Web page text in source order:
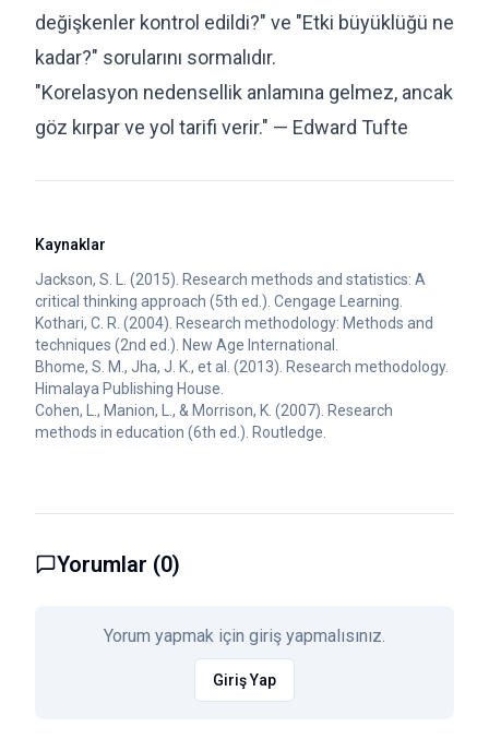
değişkenler kontrol edildi?" ve "Etki büyüklüğü ne
kadar?" sorularını sormalıdır.
"Korelasyon nedensellik anlamına gelmez, ancak
göz kırpar ve yol tarifi verir." — Edward Tufte
Kaynaklar
Jackson, S. L. (2015). Research methods and statistics: A
critical thinking approach (5th ed.). Cengage Learning.
Kothari, C. R. (2004). Research methodology: Methods and
techniques (2nd ed.). New Age International.
Bhome, S. M., Jha, J. K., et al. (2013). Research methodology.
Himalaya Publishing House.
Cohen, L., Manion, L., & Morrison, K. (2007). Research
methods in education (6th ed.). Routledge.
Yorumlar (0)
Yorum yapmak için giriş yapmalısınız.
Giriş Yap